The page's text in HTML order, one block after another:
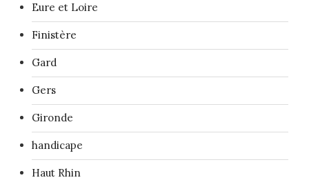
Eure et Loire
Finistère
Gard
Gers
Gironde
handicape
Haut Rhin